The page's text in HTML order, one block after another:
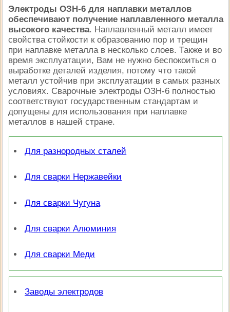
Электроды ОЗН-6 для наплавки металлов
обеспечивают получение наплавленного металла
высокого качества. Наплавленный металл имеет
свойства стойкости к образованию пор и трещин
при наплавке металла в несколько слоев. Также и во
время эксплуатации, Вам не нужно беспокоиться о
выработке деталей изделия, потому что такой
металл устойчив при эксплуатации в самых разных
условиях. Сварочные электроды ОЗН-6 полностью
соответствуют государственным стандартам и
допущены для использования при наплавке
металлов в нашей стране.
Для разнородных сталей
Для сварки Нержавейки
Для сварки Чугуна
Для сварки Алюминия
Для сварки Меди
Заводы электродов